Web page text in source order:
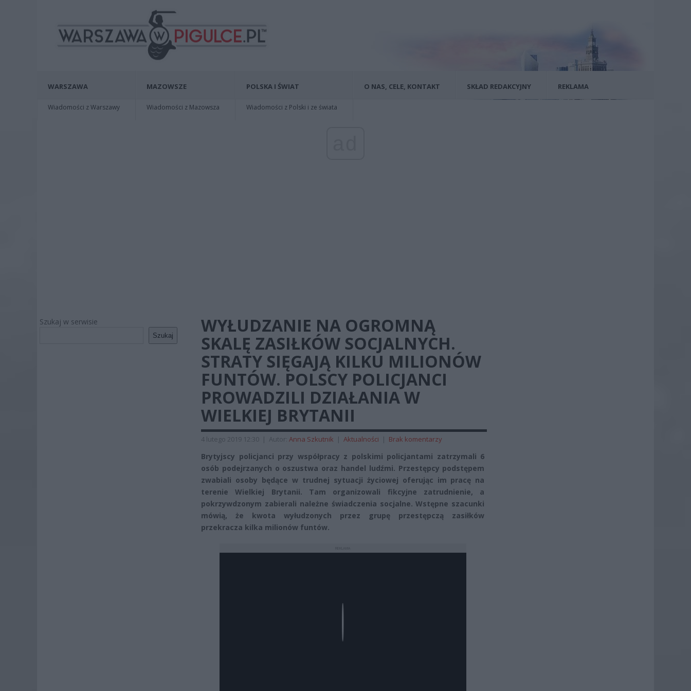
WARSZAWA
Wiadomości z Warszawy
MAZOWSZE
Wiadomości z Mazowsza
POLSKA I ŚWIAT
Wiadomości z Polski i ze świata
O NAS, CELE, KONTAKT SKŁAD REDAKCYJNY REKLAMA
Szukaj w serwisie
Szukaj
WYŁUDZANIE NA OGROMNĄ
SKALĘ ZASIŁKÓW SOCJALNYCH.
STRATY SIĘGAJĄ KILKU MILIONÓW
FUNTÓW. POLSCY POLICJANCI
PROWADZILI DZIAŁANIA W
WIELKIEJ BRYTANII
4 lutego 2019 12:30 | Autor: Anna Szkutnik | Aktualności | Brak komentarzy
Brytyjscy policjanci przy współpracy z polskimi policjantami zatrzymali 6
osób podejrzanych o oszustwa oraz handel ludźmi. Przestępcy podstępem
zwabiali osoby będące w trudnej sytuacji życiowej oferując im pracę na
terenie Wielkiej Brytanii. Tam organizowali fikcyjne zatrudnienie, a
pokrzywdzonym zabierali należne świadczenia socjalne. Wstępne szacunki
mówią, że kwota wyłudzonych przez grupę przestępczą zasiłków
przekracza kilka milionów funtów.